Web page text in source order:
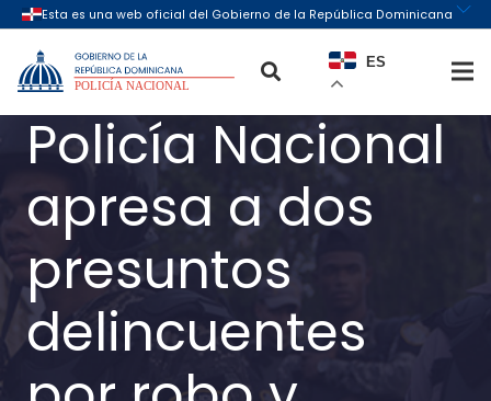
ES
Policía Nacional
apresa a dos
presuntos
delincuentes